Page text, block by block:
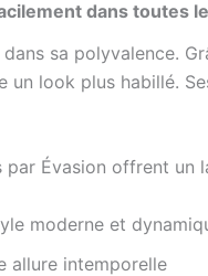
dans toutes
sa polyvalence.
un look plus habillé.
Évasion offrent
moderne et
allure intemporelle